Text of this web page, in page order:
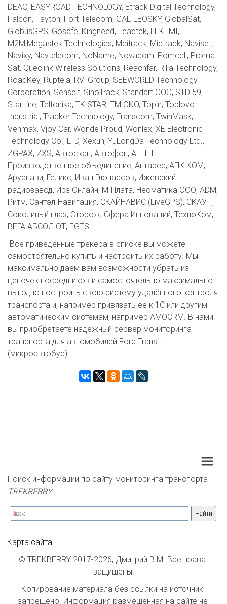
DEAO, EASYROAD TECHNOLOGY, Etrack Digital Technology,
Falcon, Fayton, Fort-Telecom, GALILEOSKY, GlobalSat,
GlobusGPS, Gosafe, Kingneed, Leadtek, LEKEMI,
M2M,Megastek Technologies, Meitrack, Mictrack, Naviset,
Navixy, Navtelecom, NoName, Novacom, Pomcell, Proma
Sat, Queclink Wireless Solutions, Reachfar, Rilla Technology,
RoadKey, Ruptela, RVi Group, SEEWORLD Technology
Corporation, Senseit, SinoTrack, Standart ООО, STD 59,
StarLine, Teltonika, TK STAR, TM OKO, Topin, Toplovo
Industrial, Tracker Technology, Transcom, TwinMask,
Venmax, Vjoy Car, Wonde Proud, Wonlex, XE Electronic
Technology Co., LTD, Xexun, YuLongDa Technology Ltd.,
ZGPAX, ZXS, Автоскан, Автофон, АГЕНТ
Производственное объединение, Антарес, АПК КОМ,
Аруснави, Геликс, Иван Глонассов, Ижевский
радиозавод, Ирз Онлайн, М-Плата, Неоматика ООО, ADM,
Ритм, Сантэл-Навигация, СКАЙНАВИС (LiveGPS), СКАУТ,
Соколиный глаз, Сторож, Сфера Инноваций, ТехноКом,
ВЕГА АБСОЛЮТ, EGTS.
Все приведенные трекера в списке вы можете
самостоятельно купить и настроить их работу. Мы
максимально даем вам возможности убрать из
цепочек посредников и самостоятельно максимально
выгодно построить свою систему удалённого контроля
транспорта и, например привязать ее к 1C или другим
автоматическим системам, например AMOCRM. В нами
вы приобретаете надежный сервер мониторинга
транспорта для автомобилей Ford Transit
(микроавтобус)
Поиск информации по сайту мониторинга транспорта
TREKBERRY
Карта сайта
© TREKBERRY 2017-2026, Дмитрий В.М. Все права
защищены.
Копирование материала без ссылки на источник
запрещено. Информация размещенная на сайте не